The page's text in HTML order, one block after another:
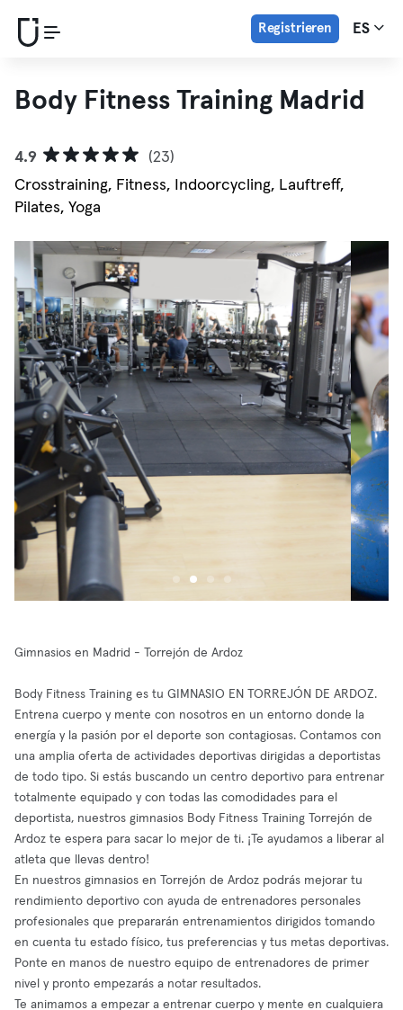
Registrieren ES
Body Fitness Training Madrid
4.9
(23)
Crosstraining, Fitness, Indoorcycling, Lauftreff,
Pilates, Yoga
Gimnasios en Madrid - Torrejón de Ardoz
Body Fitness Training es tu GIMNASIO EN TORREJÓN DE ARDOZ.
Entrena cuerpo y mente con nosotros en un entorno donde la
energía y la pasión por el deporte son contagiosas. Contamos con
una amplia oferta de actividades deportivas dirigidas a deportistas
de todo tipo. Si estás buscando un centro deportivo para entrenar
totalmente equipado y con todas las comodidades para el
deportista, nuestros gimnasios Body Fitness Training Torrejón de
Ardoz te espera para sacar lo mejor de ti. ¡Te ayudamos a liberar al
atleta que llevas dentro!
En nuestros gimnasios en Torrejón de Ardoz podrás mejorar tu
rendimiento deportivo con ayuda de entrenadores personales
profesionales que prepararán entrenamientos dirigidos tomando
en cuenta tu estado físico, tus preferencias y tus metas deportivas.
Ponte en manos de nuestro equipo de entrenadores de primer
nivel y pronto empezarás a notar resultados.
Te animamos a empezar a entrenar cuerpo y mente en cualquiera